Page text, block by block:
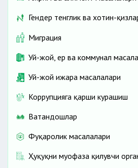
Гендер тенглик ва хотин-
Миграция
Уй-жой, ер ва коммунал
Уй-жой ижара масалалари
Коррупцияга қарши курашиш
Ватандошлар
Фуқаролик масалалари
Ҳуқуқни муҳофаза қилувчи